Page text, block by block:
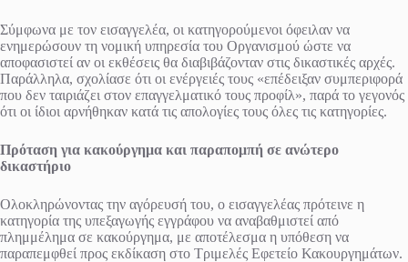
Σύμφωνα με τον εισαγγελέα, οι κατηγορούμενοι όφειλαν να
ενημερώσουν τη νομική υπηρεσία του Οργανισμού ώστε να
αποφασιστεί αν οι εκθέσεις θα διαβιβάζονταν στις δικαστικές αρχές.
Παράλληλα, σχολίασε ότι οι ενέργειές τους «επέδειξαν συμπεριφορά
που δεν ταιριάζει στον επαγγελματικό τους προφίλ», παρά το γεγονός
ότι οι ίδιοι αρνήθηκαν κατά τις απολογίες τους όλες τις κατηγορίες.
Πρόταση για κακούργημα και παραπομπή σε ανώτερο
δικαστήριο
Ολοκληρώνοντας την αγόρευσή του, ο εισαγγελέας πρότεινε η
κατηγορία της υπεξαγωγής εγγράφου να αναβαθμιστεί από
πλημμέλημα σε κακούργημα, με αποτέλεσμα η υπόθεση να
παραπεμφθεί προς εκδίκαση στο Τριμελές Εφετείο Κακουργημάτων.